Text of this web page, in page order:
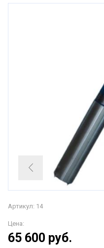
Артикул: 14
Цена:
65 600 руб.